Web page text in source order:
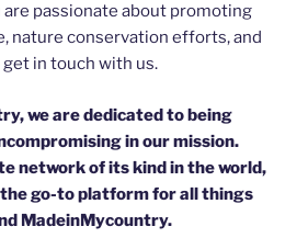
are passionate about promoting
nature conservation efforts, and
in touch with us.
we are dedicated to being
in our mission.
network of its kind in the world,
the go-to platform for all things
MadeinMycountry.